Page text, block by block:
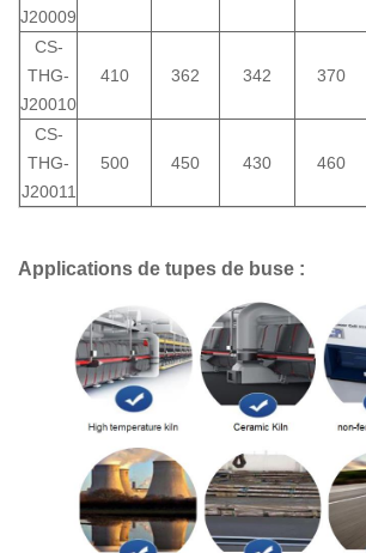
J20009
CS-
THG-
J20010
410 362 342 370
CS-
THG-
J20011
500 450 430 460
Applications de tupes de buse :